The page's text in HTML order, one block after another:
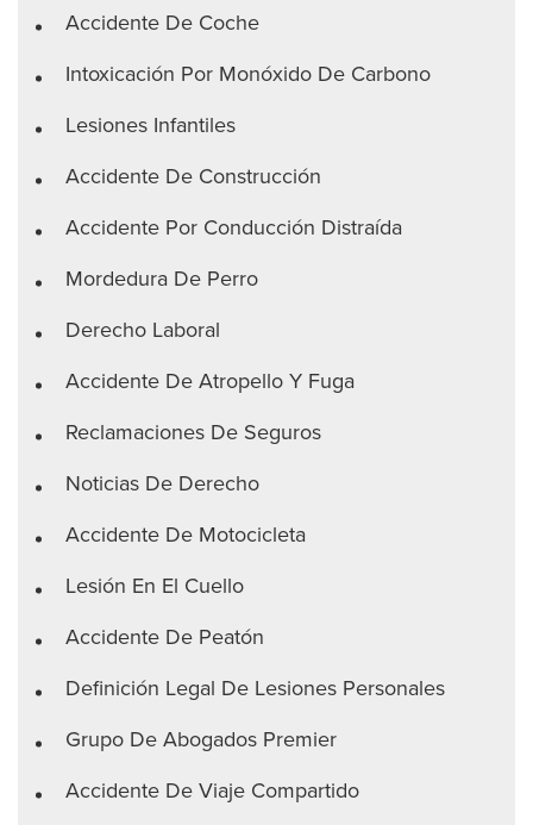
Accidente De Coche
Intoxicación Por Monóxido De Carbono
Lesiones Infantiles
Accidente De Construcción
Accidente Por Conducción Distraída
Mordedura De Perro
Derecho Laboral
Accidente De Atropello Y Fuga
Reclamaciones De Seguros
Noticias De Derecho
Accidente De Motocicleta
Lesión En El Cuello
Accidente De Peatón
Definición Legal De Lesiones Personales
Grupo De Abogados Premier
Accidente De Viaje Compartido